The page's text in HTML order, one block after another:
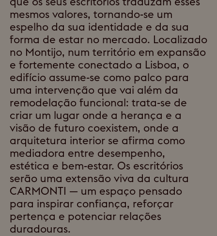
mesmos valores, tornando-se um
espelho da sua identidade e da sua
forma de estar no mercado. Localizado
no Montijo, num território em expansão
e fortemente conectado a Lisboa, o
edifício assume-se como palco para
uma intervenção que vai além da
remodelação funcional: trata-se de
criar um lugar onde a herança e a
visão de futuro coexistem, onde a
arquitetura interior se afirma como
mediadora entre desempenho,
estética e bem-estar. Os escritórios
serão uma extensão viva da cultura
CARMONTI — um espaço pensado
para inspirar confiança, reforçar
pertença e potenciar relações
duradouras.